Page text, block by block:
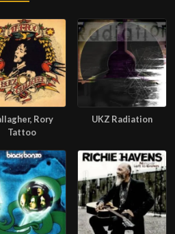
Rory
Tattoo
UKZ Radiation